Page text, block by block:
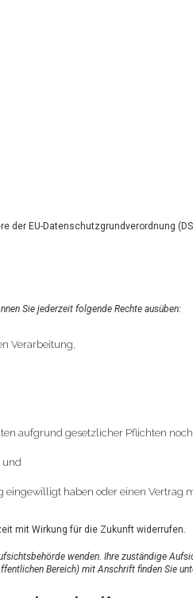
EU-Datenschutzgrundverordnung
Sie jederzeit folgende Rechte ausüben:
Verarbeitung,
aufgrund gesetzlicher Pflichten
und
haben oder einen Vertrag
mit Wirkung für die Zukunft widerrufen.
wenden. Ihre zuständige
Bereich) mit Anschrift finden Sie